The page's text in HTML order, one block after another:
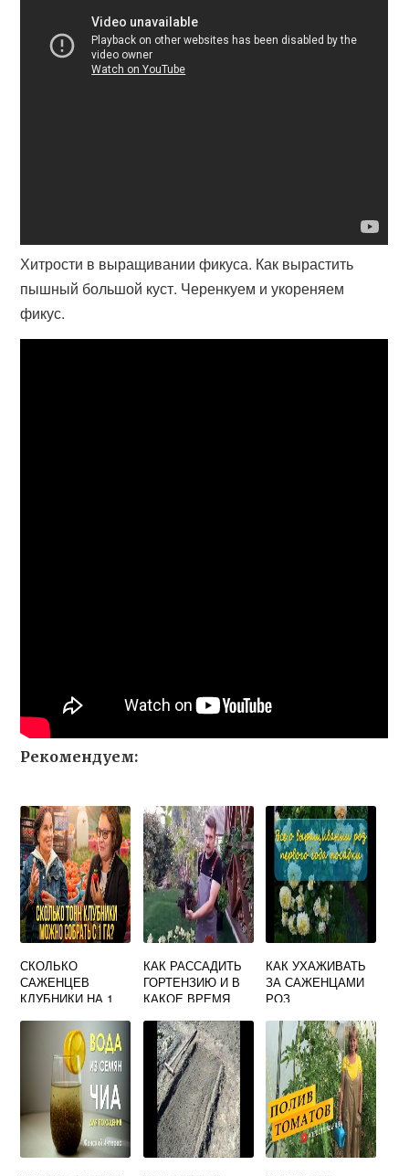
Хитрости в выращивании фикуса. Как вырастить
пышный большой куст. Черенкуем и укореняем
фикус.
Рекомендуем:
СКОЛЬКО
САЖЕНЦЕВ
КЛУБНИКИ НА 1
КАК РАССАДИТЬ
ГОРТЕНЗИЮ И В
КАКОЕ ВРЕМЯ
КАК УХАЖИВАТЬ
ЗА САЖЕНЦАМИ
РОЗ